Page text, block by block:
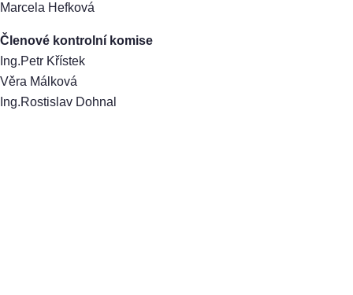
Marcela Hefková
Členové kontrolní komise
Ing.Petr Křístek
Věra Málková
Ing.Rostislav Dohnal